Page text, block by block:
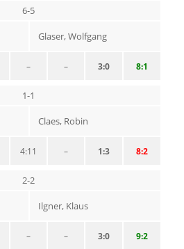
6-5
Glaser, Wolfgang
8:1
3:0
–
–
1-1
Claes, Robin
8:2
1:3
–
4:11
2-2
Ilgner, Klaus
9:2
3:0
–
–